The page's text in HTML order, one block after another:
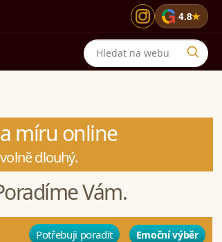
G 4.8★
míru online
dlouhý.
Vám.
Potřebuji poradit Emoční výběr